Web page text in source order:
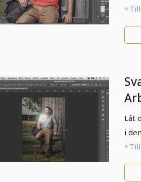
-
Låt
i